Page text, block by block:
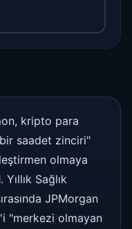
kripto para
saadet zinciri"
olmaya
Sağlık
JPMorgan
"merkezi olmayan